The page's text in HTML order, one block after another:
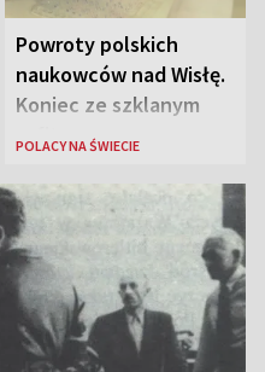
Powroty polskich
naukowców nad Wisłę.
Koniec ze szklanym
sufitem
POLACY NA ŚWIECIE